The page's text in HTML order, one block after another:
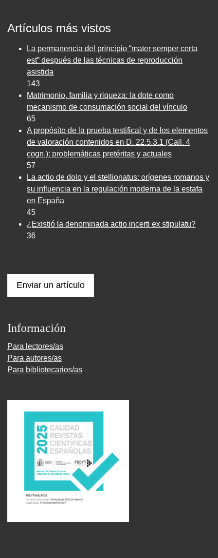
Artículos más vistos
La permanencia del principio “mater semper certa
est” después de las técnicas de reproducción
asistida
143
Matrimonio, familia y riqueza: la dote como
mecanismo de consumación social del vínculo
65
A propósito de la prueba testifical y de los elementos
de valoración contenidos en D. 22.5.3.1 (Call. 4
cogn.): problemáticas pretéritas y actuales
57
La actio de dolo y el stellionatus: orígenes romanos y
su influencia en la regulación moderna de la estafa
en España
45
¿Existió la denominada actio incerti ex stipulatu?
36
Enviar un artículo
Información
Para lectores/as
Para autores/as
Para bibliotecarios/as